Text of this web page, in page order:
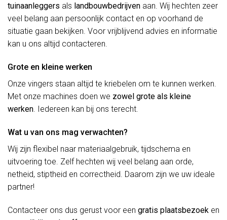
tuinaanleggers als landbouwbedrijven aan. Wij hechten zeer
veel belang aan persoonlijk contact en op voorhand de
situatie gaan bekijken. Voor vrijblijvend advies en informatie
kan u ons altijd contacteren.
Grote en kleine werken
Onze vingers staan altijd te kriebelen om te kunnen werken.
Met onze machines doen we zowel grote als kleine
werken. Iedereen kan bij ons terecht.
Wat u van ons mag verwachten?
Wij zijn flexibel naar materiaalgebruik, tijdschema en
uitvoering toe. Zelf hechten wij veel belang aan orde,
netheid, stiptheid en correctheid. Daarom zijn we uw ideale
partner!
Contacteer ons dus gerust voor een gratis plaatsbezoek en